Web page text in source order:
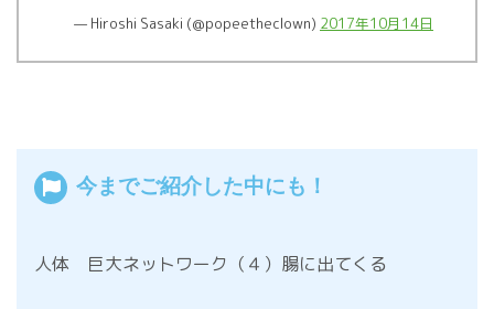
— Hiroshi Sasaki (@popeetheclown) 2017年10月14日
今までご紹介した中にも！
人体 巨大ネットワーク（４）腸に出てくる